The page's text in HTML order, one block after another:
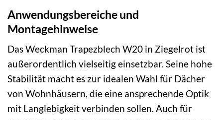
Anwendungsbereiche und
Montagehinweise
Das Weckman Trapezblech W20 in Ziegelrot ist
außerordentlich vielseitig einsetzbar. Seine hohe
Stabilität macht es zur idealen Wahl für Dächer
von Wohnhäusern, die eine ansprechende Optik
mit Langlebigkeit verbinden sollen. Auch für